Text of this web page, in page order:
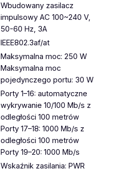
Wbudowany zasilacz
impulsowy AC 100~240 V,
50-60 Hz, 3A
IEEE802.3af/at
Maksymalna moc: 250 W
Maksymalna moc
pojedynczego portu: 30 W
Porty 1–16: automatyczne
wykrywanie 10/100 Mb/s z
odległości 100 metrów
Porty 17–18: 1000 Mb/s z
odległości 100 metrów
Porty 19–20: 1000 Mb/s
Wskaźnik zasilania: PWR